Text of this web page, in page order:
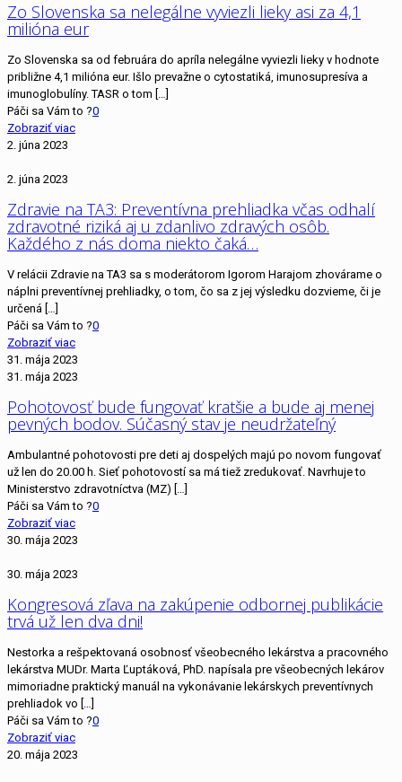
Zo Slovenska sa nelegálne vyviezli lieky asi za 4,1
milióna eur
Zo Slovenska sa od februára do apríla nelegálne vyviezli lieky v hodnote
približne 4,1 milióna eur. Išlo prevažne o cytostatiká, imunosupresíva a
imunoglobulíny. TASR o tom […]
Páči sa Vám to ?0
Zobraziť viac
2. júna 2023
2. júna 2023
Zdravie na TA3: Preventívna prehliadka včas odhalí
zdravotné riziká aj u zdanlivo zdravých osôb.
Každého z nás doma niekto čaká…
V relácii Zdravie na TA3 sa s moderátorom Igorom Harajom zhovárame o
náplni preventívnej prehliadky, o tom, čo sa z jej výsledku dozvieme, či je
určená […]
Páči sa Vám to ?0
Zobraziť viac
31. mája 2023
31. mája 2023
Pohotovosť bude fungovať kratšie a bude aj menej
pevných bodov. Súčasný stav je neudržateľný
Ambulantné pohotovosti pre deti aj dospelých majú po novom fungovať
už len do 20.00 h. Sieť pohotovostí sa má tiež zredukovať. Navrhuje to
Ministerstvo zdravotníctva (MZ)
Páči sa Vám to ?0
Zobraziť viac
30. mája 2023
30. mája 2023
Kongresová zľava na zakúpenie odbornej publikácie
trvá už len dva dni!
Nestorka a rešpektovaná osobnosť všeobecného lekárstva a pracovného
lekárstva MUDr. Marta Ľuptáková, PhD. napísala pre všeobecných lekárov
mimoriadne praktický manuál na vykonávanie lekárskych preventívnych
prehliadok vo
Páči sa Vám to ?0
Zobraziť viac
20. mája 2023